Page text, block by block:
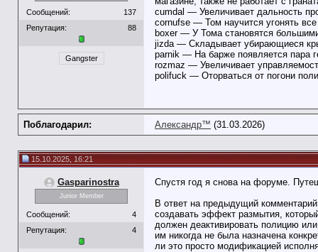
Сообщений:
137
Репутация:
88
Gangster
cumdal — Увеличивает дальность
cornufse — Том научится угонять
boxer — У Тома становятся
jizda — Складывает убирающиеся
parnik — На барже появляется пара
rozmaz — Увеличивает
polifuck — Оторваться от погони
Поблагодарил: Александр™ (31.03.2026)
15.10.2025, 16:21
Gasparinostra
Junior Member
Сообщений:
4
Репутация:
4
Спустя год я снова на форуме.
В ответ на предыдущий
создавать эффект размытия,
должен деактивировать полицию
им никогда не была назначена
ли это просто модификацией